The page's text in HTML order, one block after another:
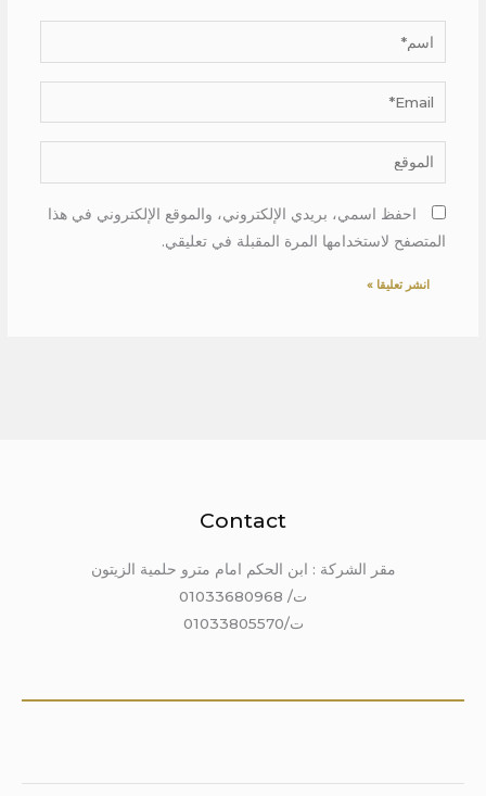
اسم*
Email*
الموقع
احفظ اسمي، بريدي الإلكتروني، والموقع الإلكتروني في هذا
المتصفح لاستخدامها المرة المقبلة في تعليقي.
Contact
مقر الشركة : ابن الحكم امام مترو حلمية الزيتون
ت/ 01033680968
ت/01033805570